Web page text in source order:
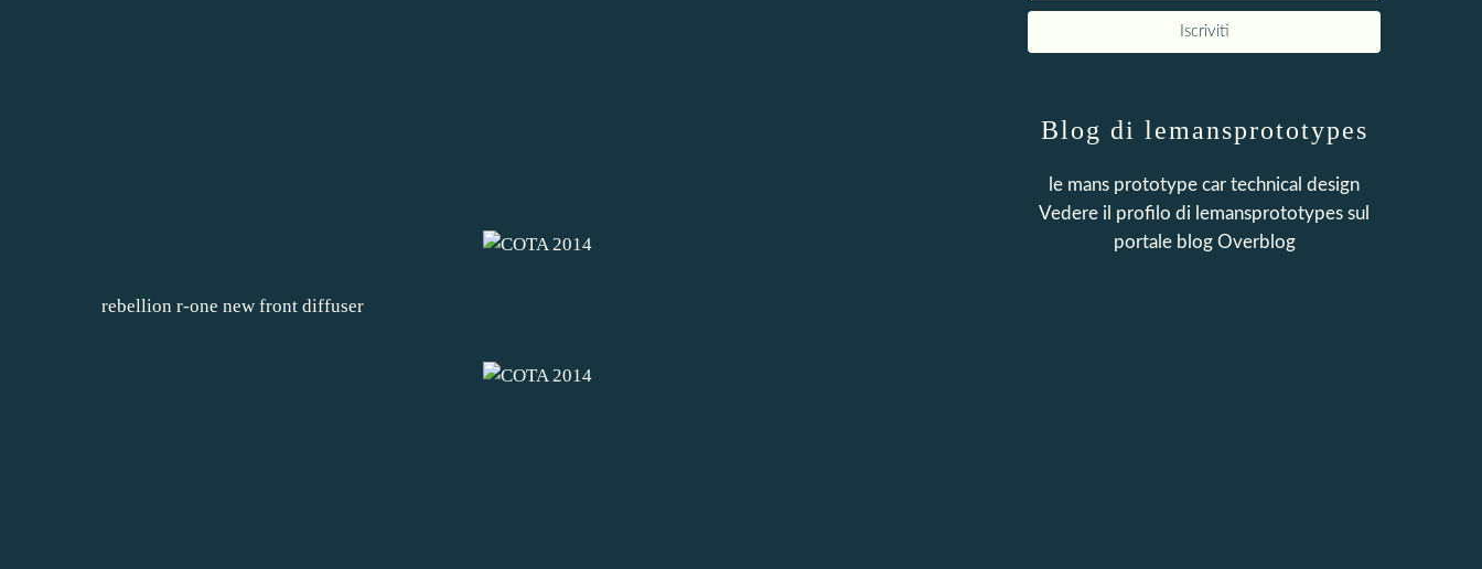
rebellion r-one new front diffuser
Blog di lemansprototypes
le mans prototype car technical design
Vedere il profilo di lemansprototypes sul
portale blog Overblog